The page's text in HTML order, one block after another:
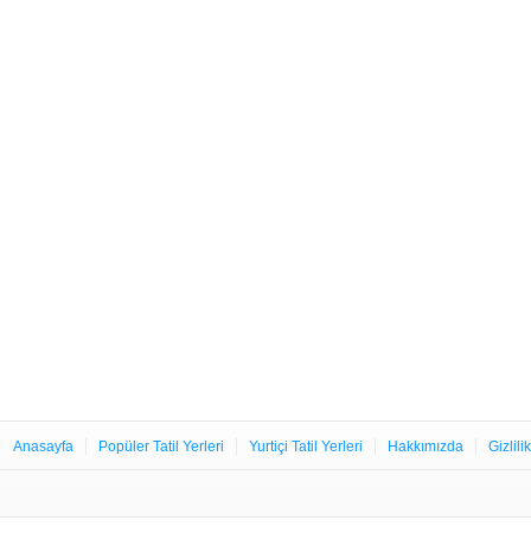
Anasayfa Popüler Tatil Yerleri Yurtiçi Tatil Yerleri Hakkımızda